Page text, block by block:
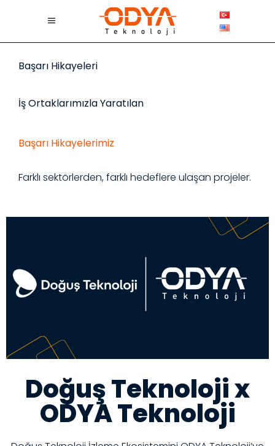
Başarı Hikayeleri
İş Ortaklarımızla Yaratılan
Başarı Hikayelerimiz
Farklı sektörlerden, farklı hedeflere ulaşan projeler.
Doğuş Teknoloji x
ODYA Teknoloji